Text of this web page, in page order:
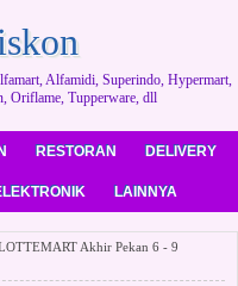
Alfamidi, Superindo, Hypermart,
Oriflame, Tupperware, dll
RESTORAN DELIVERY
LAINNYA
Akhir Pekan 6 - 9